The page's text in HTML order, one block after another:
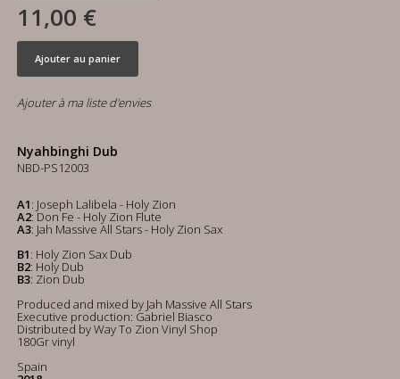
11,00 €
Ajouter au panier
Ajouter à ma liste d'envies
Nyahbinghi Dub
NBD-PS12003
A1: Joseph Lalibela - Holy Zion
A2: Don Fe - Holy Zion Flute
A3: Jah Massive All Stars - Holy Zion Sax
B1: Holy Zion Sax Dub
B2: Holy Dub
B3: Zion Dub
Produced and mixed by Jah Massive All Stars
Executive production: Gabriel Biasco
Distributed by Way To Zion Vinyl Shop
180Gr vinyl
Spain